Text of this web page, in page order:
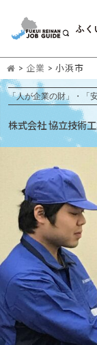
> 企業 > 小浜市
「人が企業の財」・「
株式会社 協立技術